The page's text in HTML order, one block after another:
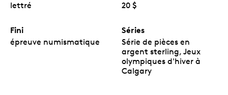
lettré 20 $
Fini
épreuve numismatique
Séries
Série de pièces en
argent sterling, Jeux
olympiques d'hiver à
Calgary